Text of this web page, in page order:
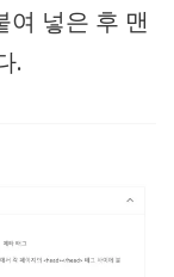
여 넣은 후 맨
.